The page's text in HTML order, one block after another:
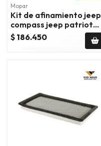
Mopar
Kit de afinamiento jeep
compass jeep patriot
dodge caliber 11/17
$ 186.450